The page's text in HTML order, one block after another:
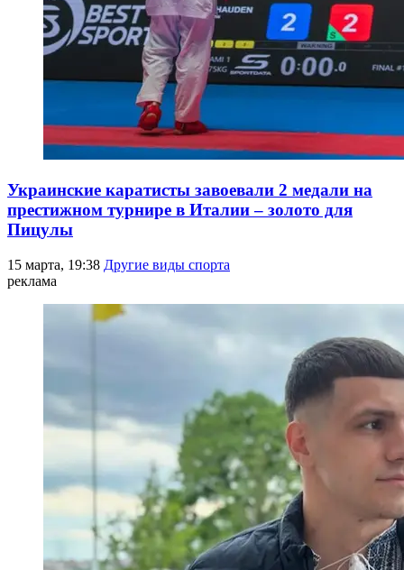
Украинские каратисты завоевали 2 медали на
престижном турнире в Италии – золото для
Пицулы
15 марта, 19:38 Другие виды спорта
реклама